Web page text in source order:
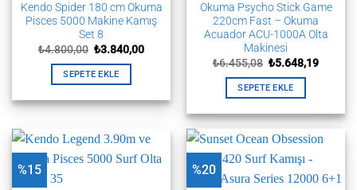
Kendo Spider 180 cm Okuma
Pisces 5000 Makine Kamış
Set 8
₺4.800,00 Orijinal
₺4.800,00.
₺3.840,00Şu
SEPETE EKLE
Okuma Psycho Stick Game
220cm Fast – Okuma
Acuador ACU-1000A Olta
Makinesi
₺6.455,08 Orijinal
₺6.455,08.
₺5.648,19Şu
SEPETE EKLE
%15 %20